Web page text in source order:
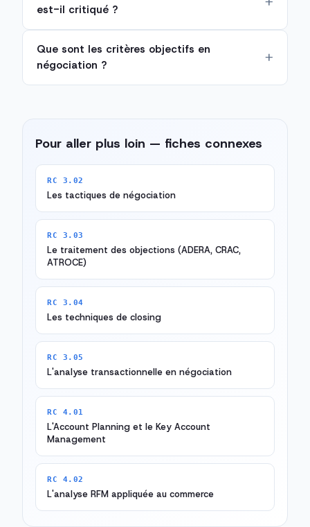
est-il critiqué ?
Que sont les critères objectifs en
négociation ?
Pour aller plus loin — fiches connexes
RC 3.02
Les tactiques de négociation
RC 3.03
Le traitement des objections (ADERA, CRAC,
ATROCE)
RC 3.04
Les techniques de closing
RC 3.05
L'analyse transactionnelle en négociation
RC 4.01
L'Account Planning et le Key Account
Management
RC 4.02
L'analyse RFM appliquée au commerce